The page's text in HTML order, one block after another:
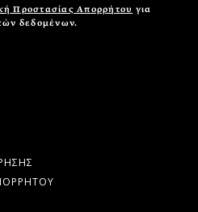
Προστασίας Απορρήτου για
δεδομένων.